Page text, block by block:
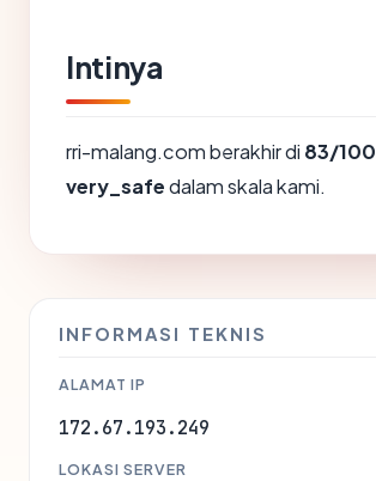
Intinya
rri-malang.com berakhir di 83/100
very_safedalam skala kami.
INFORMASI TEKNIS
ALAMAT IP
172.67.193.249
LOKASI SERVER